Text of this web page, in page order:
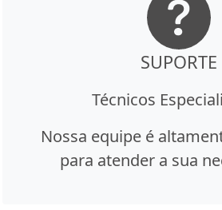
SUPORTE
Técnicos
Nossa equipe é
para atender a sua